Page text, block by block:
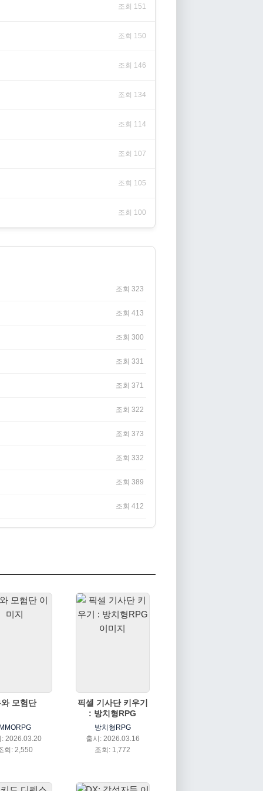
조회 151
조회 150
조회 146
조회 134
조회 114
조회 107
조회 105
조회 100
조회 323
조회 413
조회 300
조회 331
조회 371
조회 322
조회 373
조회 332
조회 389
조회 412
와 모험단
MMORPG
: 2026.03.20
회: 2,550
픽셀 기사단 키우기
: 방치형RPG
방치형RPG
출시: 2026.03.16
조회: 1,772